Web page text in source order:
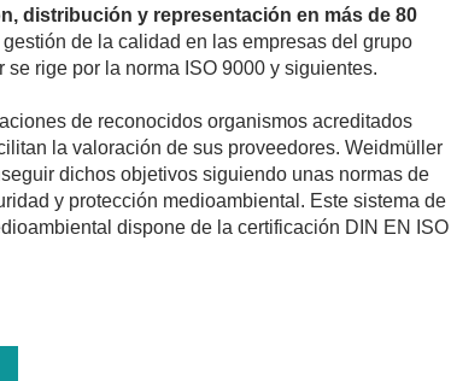
distribución y representación en más de 80
gestión de la calidad en las empresas del grupo
se rige por la norma ISO 9000 y siguientes.
de reconocidos organismos acreditados
la valoración de sus proveedores. Weidmüller
dichos objetivos siguiendo unas normas de
y protección medioambiental. Este sistema de
dispone de la certificación DIN EN ISO